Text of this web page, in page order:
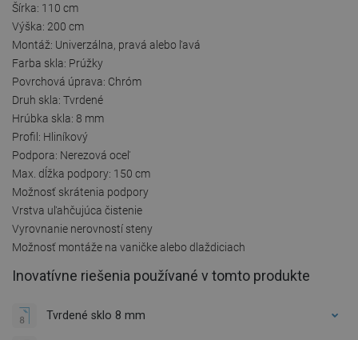
Šírka: 110 cm
Výška: 200 cm
Montáž: Univerzálna, pravá alebo ľavá
Farba skla: Prúžky
Povrchová úprava: Chróm
Druh skla: Tvrdené
Hrúbka skla: 8 mm
Profil: Hliníkový
Podpora: Nerezová oceľ
Max. dĺžka podpory: 150 cm
Možnosť skrátenia podpory
Vrstva uľahčujúca čistenie
Vyrovnanie nerovností steny
Možnosť montáže na vaničke alebo dlaždiciach
Inovatívne riešenia používané v tomto produkte
Tvrdené sklo 8 mm